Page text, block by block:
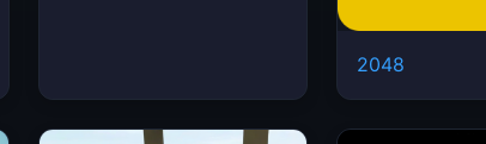
2048